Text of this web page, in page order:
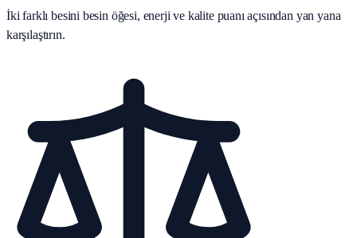
İki farklı besini besin öğesi, enerji ve kalite puanı açısından yan yana
karşılaştırın.